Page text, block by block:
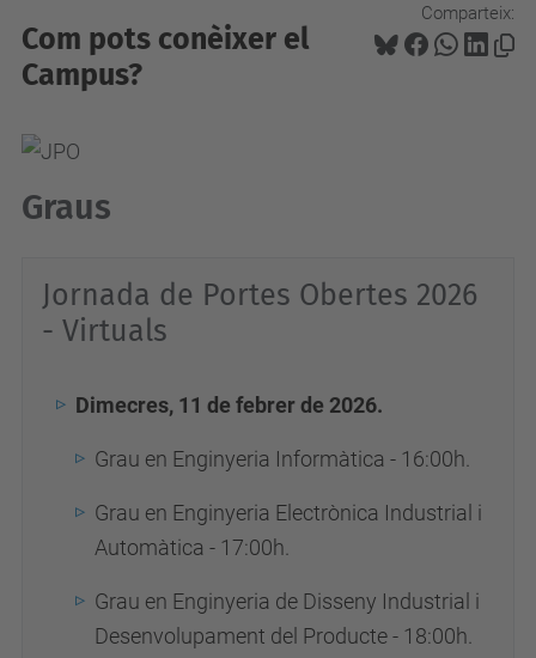
Comparteix:
Com pots conèixer el
Campus?
Graus
Jornada de Portes Obertes 2026
- Virtuals
Dimecres, 11 de febrer de 2026.
Grau en Enginyeria Informàtica - 16:00h.
Grau en Enginyeria Electrònica Industrial i
Automàtica - 17:00h.
Grau en Enginyeria de Disseny Industrial i
Desenvolupament del Producte - 18:00h.